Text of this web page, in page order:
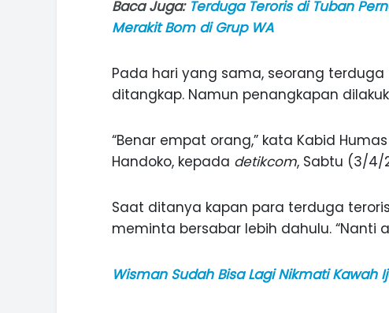
Baca Juga: Terduga Teroris di Tuban
Merakit Bom di Grup WA
Pada hari yang sama, seorang
ditangkap. Namun penangkapan
“Benar empat orang,” kata Kabid
Handoko, kepada detikcom, Sabtu (3/4/
Saat ditanya kapan para terduga
meminta bersabar lebih dahulu. “Nanti
Wisman Sudah Bisa Lagi Nikmati Kawah
DURIAN SEGULUNG MADIUN